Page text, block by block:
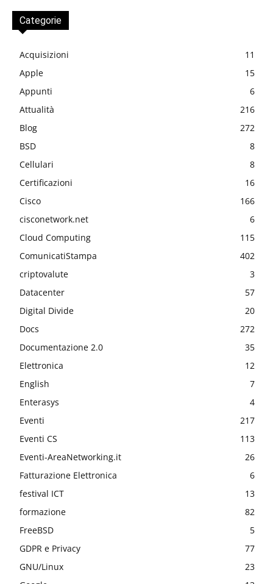
Categorie
Acquisizioni
11
Apple
15
Appunti
6
Attualità
216
Blog
272
BSD
8
Cellulari
8
Certificazioni
16
Cisco
166
cisconetwork.net
6
Cloud Computing
115
ComunicatiStampa
402
criptovalute
3
Datacenter
57
Digital Divide
20
Docs
272
Documentazione 2.0
35
Elettronica
12
English
7
Enterasys
4
Eventi
217
Eventi CS
113
Eventi-AreaNetworking.it
26
Fatturazione Elettronica
6
festival ICT
13
formazione
82
FreeBSD
5
GDPR e Privacy
77
GNU/Linux
23